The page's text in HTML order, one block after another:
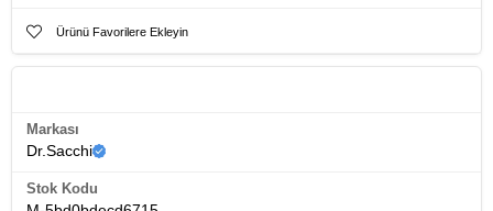
Ürünü Favorilere Ekleyin
Markası
Dr.Sacchi
Stok Kodu